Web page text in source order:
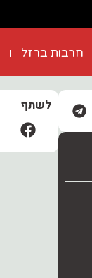
חרבות ברזל
לשתף